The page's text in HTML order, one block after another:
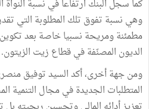
مطمئنة ومريحة نسبيا خاصة بعد
الديون المصنّفة في قطاع زيت الزيتون.
ومن جهة أخرى، أكد السيد توفيق
المتطلبات الجديدة في مجال التنمية